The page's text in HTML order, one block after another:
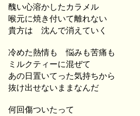
醜い心溶かしたカラメル
喉元に焼き付いて離れない
貴方は 沈んで消えていく
冷めた熱情も 悩みも苦痛も
ミルクティーに混ぜて
あの日置いてった気持ちから
抜け出せないままなんだ
何回傷ついたって